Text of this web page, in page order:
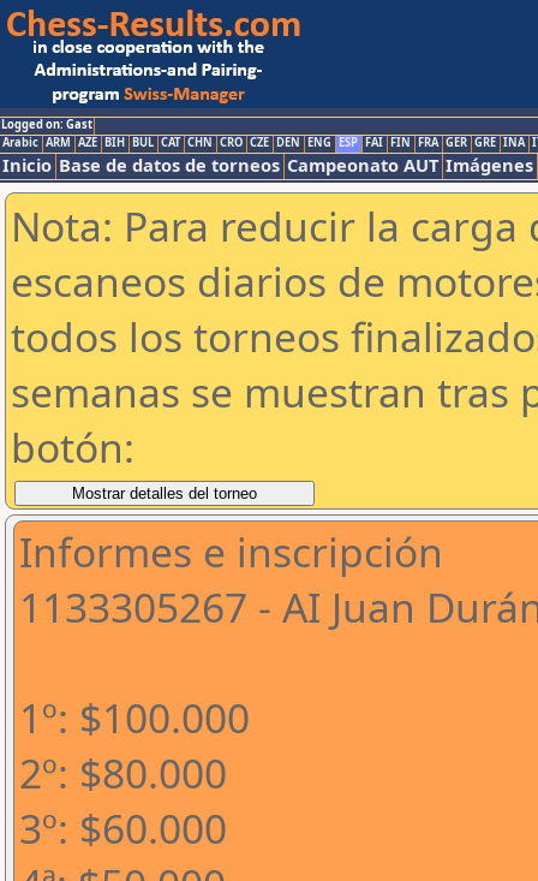
Logged on: Gast
Arabic ARM AZE BIH BUL CAT CHN CRO CZE DEN ENG ESP FAI FIN FRA GER GRE INA
Inicio Base de datos de torneos Campeonato AUT Imágenes
Nota: Para reducir la
escaneos diarios de
todos los torneos
semanas se muestran tras
botón:
Informes e inscripción
1133305267 - AI Juan
1º: $100.000
2º: $80.000
3º: $60.000